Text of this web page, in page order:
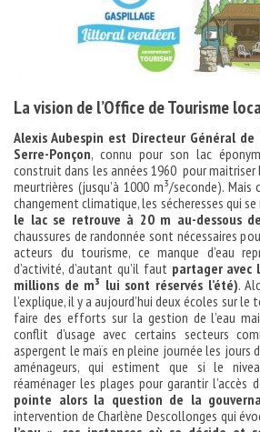
La vision de l’Office de Tourisme
Alexis Aubespin est Directeur Général de
Serre-Ponçon, connu pour son lac
construit dans les années 1960 pour maitriser
meurtrières (jusqu’à 1000 m³/seconde).
changement climatique, les sécheresses qui
le lac se retrouve à 20 m au-dessous
chaussures de randonnée sont nécessaires
acteurs du tourisme, ce manque d’eau
d’activité, d’autant qu’il faut partager avec
millions de m³ lui sont réservés l’été).
l’explique, il y a aujourd’hui deux écoles sur
faire des efforts sur la gestion de l’eau
conflit d’usage avec certains secteurs
aspergent le maïs en pleine journée les jours
aménageurs, qui estiment que si le
réaménager les plages pour garantir l’accès
pointe alors la question de la
intervention de Charlène Descollonges qui